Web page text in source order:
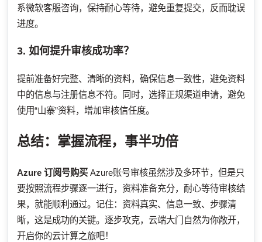
系微软客服咨询，保持耐心等待，避免重复提交，反而耽误
进度。
3. 如何提升审核成功率？
提前准备好完整、清晰的资料，确保信息一致性，避免资料
中的信息与注册信息不符。同时，选择正规渠道申请，避免
使用“山寨”资料，增加审核信任度。
总结：掌握流程，事半功倍
Azure 订阅号购买 Azure账号审核虽然涉及多环节，但是只
要按照流程步骤逐一进行，资料准备充分，耐心等待审核结
果，就能顺利通过。记住：资料真实、信息一致、步骤清
晰，这是成功的关键。逐步攻克，云端大门自然为你敞开，
开启你的云计算之旅吧！